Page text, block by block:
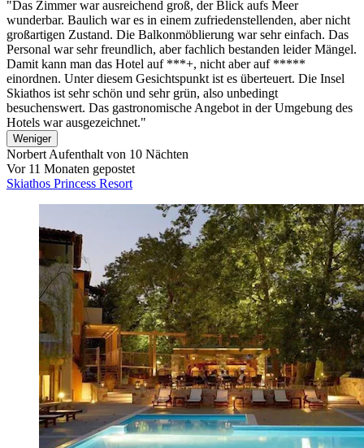
"Das Zimmer war ausreichend groß, der Blick aufs Meer
wunderbar. Baulich war es in einem zufriedenstellenden, aber nicht
großartigen Zustand. Die Balkonmöblierung war sehr einfach. Das
Personal war sehr freundlich, aber fachlich bestanden leider Mängel.
Damit kann man das Hotel auf ***+, nicht aber auf *****
einordnen. Unter diesem Gesichtspunkt ist es überteuert. Die Insel
Skiathos ist sehr schön und sehr grün, also unbedingt
besuchenswert. Das gastronomische Angebot in der Umgebung des
Hotels war ausgezeichnet."
Weniger
Norbert Aufenthalt von 10 Nächten
Vor 11 Monaten gepostet
Skiathos Princess Resort